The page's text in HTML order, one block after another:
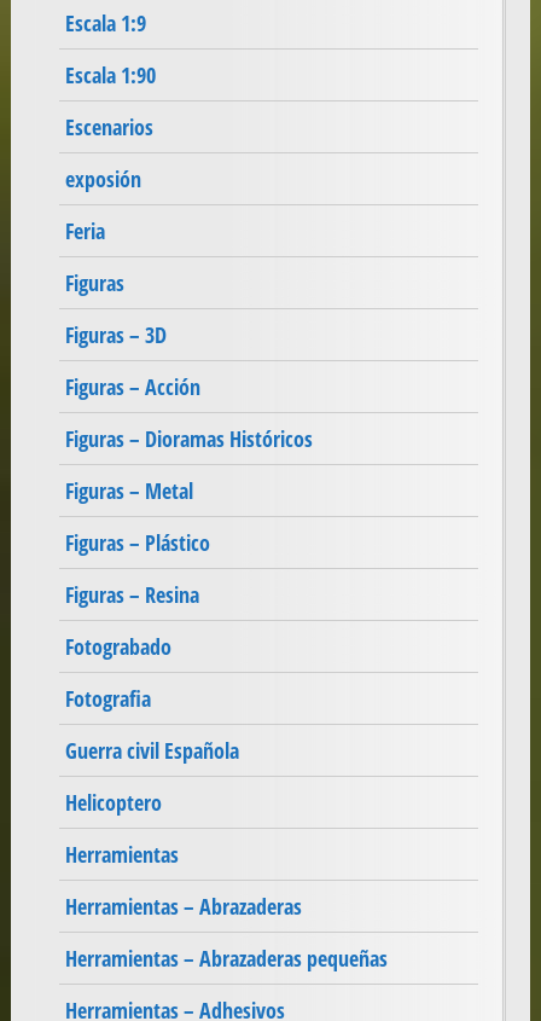
Escala 1:9
Escala 1:90
Escenarios
exposión
Feria
Figuras
Figuras – 3D
Figuras – Acción
Figuras – Dioramas Históricos
Figuras – Metal
Figuras – Plástico
Figuras – Resina
Fotograbado
Fotografia
Guerra civil Española
Helicoptero
Herramientas
Herramientas – Abrazaderas
Herramientas – Abrazaderas pequeñas
Herramientas – Adhesivos